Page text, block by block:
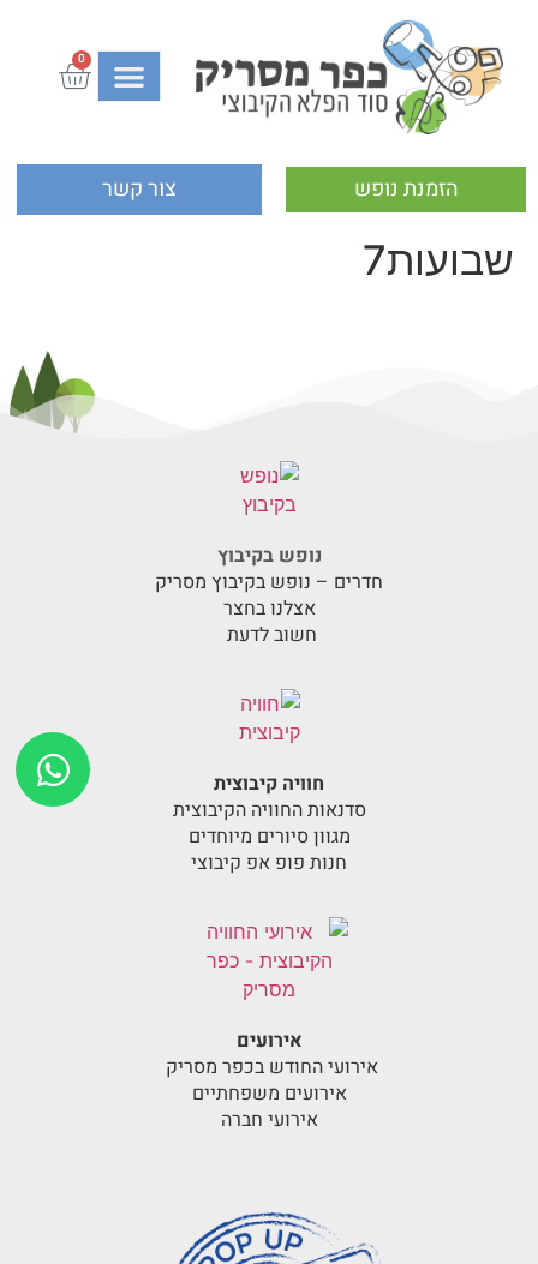
0
הזמנת נופש צור קשר
שבועות7
נופש בקיבוץ
חדרים – נופש בקיבוץ מסריק
אצלנו בחצר
חשוב לדעת
חוויה קיבוצית
סדנאות החוויה הקיבוצית
מגוון סיורים מיוחדים
חנות פופ אפ קיבוצי
אירועים
אירועי החודש בכפר מסריק
אירועים משפחתיים
אירועי חברה